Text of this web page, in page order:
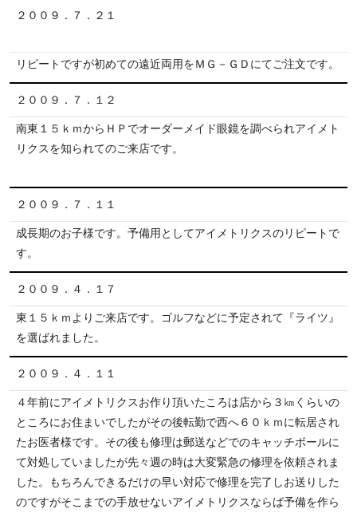
２００９．７．２１
リピートですが初めての遠近両用をＭＧ－ＧＤにてご注文です。
２００９．７．１２
南東１５ｋｍからＨＰでオーダーメイド眼鏡を調べられアイメト
リクスを知られてのご来店です。
２００９．７．１１
成長期のお子様です。予備用としてアイメトリクスのリピートで
す。
２００９．４．１７
東１５ｋｍよりご来店です。ゴルフなどに予定されて『ライツ』
を選ばれました。
２００９．４．１１
４年前にアイメトリクスお作り頂いたころは店から３㎞くらいの
ところにお住まいでしたがその後転勤で西へ６０ｋｍに転居され
たお医者様です。その後も修理は郵送などでのキャッチボールに
て対処していましたが先々週の時は大変緊急の修理を依頼されま
した。もちろんできるだけの早い対応で修理を完了しお送りした
のですがそこまでの手放せないアイメトリクスならば予備を作ら